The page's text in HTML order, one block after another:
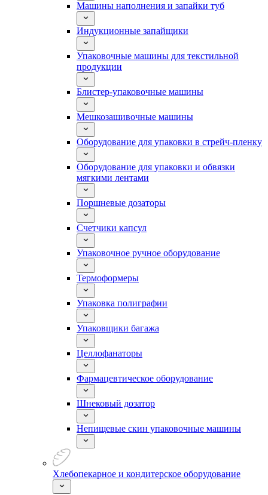
Машины наполнения и запайки туб
Индукционные запайщики
Упаковочные машины для текстильной
продукции
Блистер-упаковочные машины
Мешкозашивочные машины
Оборудование для упаковки в стрейч-пленку
Оборудование для упаковки и обвязки
мягкими лентами
Поршневые дозаторы
Счетчики капсул
Упаковочное ручное оборудование
Термоформеры
Упаковка полиграфии
Упаковщики багажа
Целлофанаторы
Фармацевтическое оборудование
Шнековый дозатор
Непищевые скин упаковочные машины
Хлебопекарное и кондитерское оборудование